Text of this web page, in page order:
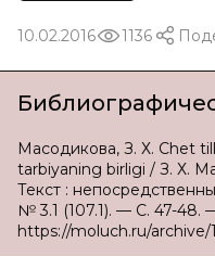
10.02.2016 1136
Масодикова, З. Х. Chet
tarbiyaning birligi / З. Х.
Текст :
№ 3.1 (107.1). — С. 47-48.
https://moluch.ru/archive/